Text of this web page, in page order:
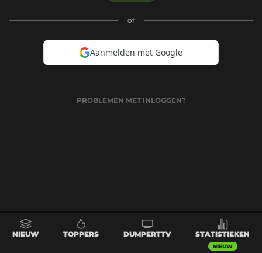
of
Aanmelden met Google
PROBLEMEN MET INLOGGEN?
NIEUW TOPPERS DUMPERTTV STATISTIEKEN
NIEUW